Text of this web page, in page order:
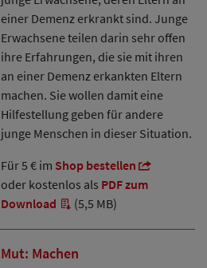
einer Demenz erkrankt sind. Junge
Erwachsene teilen darin sehr offen
ihre Erfahrungen, die sie mit ihren
an einer Demenz erkankten Eltern
machen. Sie wollen damit eine
Hilfestellung geben für andere
junge Menschen in dieser Situation.
Für 5 € im Shop bestellen
oder kostenlos als PDF zum
Download
(5,5 MB)
Mut: Machen